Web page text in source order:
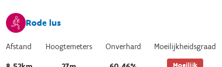
Rode lus
Afstand Hoogtemeters Onverhard Moeilijkheidsgraad
Moeilijk